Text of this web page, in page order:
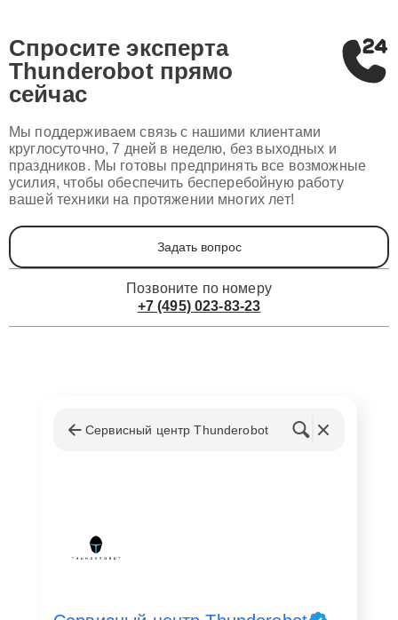
Спросите эксперта
Thunderobot прямо
сейчас
Мы поддерживаем связь с нашими клиентами
круглосуточно, 7 дней в неделю, без выходных и
праздников. Мы готовы предпринять все возможные
усилия, чтобы обеспечить бесперебойную работу
вашей техники на протяжении многих лет!
Задать вопрос
Позвоните по номеру
+7 (495) 023-83-23
Сервисный центр Thunderobot